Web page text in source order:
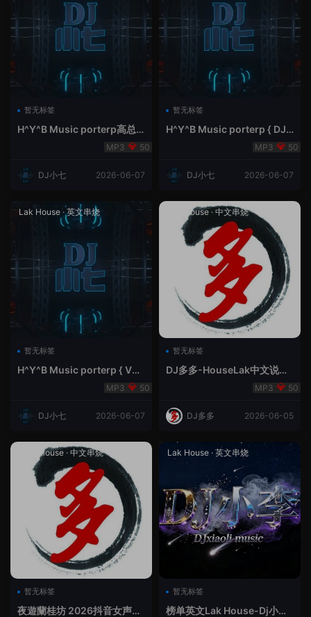
暂无标签
H^Y^B Music porterp高总
聆听 全英文Vina Lak House50
DJ小七 2026-06-07
暂无标签
H^Y^B Music porterp { DJ
小七&高总夜空中的风铃}
50
DJ小七 2026-06-07
Lak House ·英文串烧
暂无标签
H^Y^B Music porterp { V总
50
DJ小七 2026-06-07
Lak House· 中文串烧
暂无标签
DJ多多-HouseLak中文说唱
50
DJ多多 2026-06-05
Prog House · 中文串烧
暂无标签
夜遊蘭桂坊 2026抖音女声整
Lak House · 英文串烧
暂无标签
榜单英文Lak House-Dj小李